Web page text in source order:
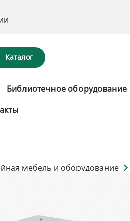
Каталог
Библиотечное оборудование
мебель и оборудование